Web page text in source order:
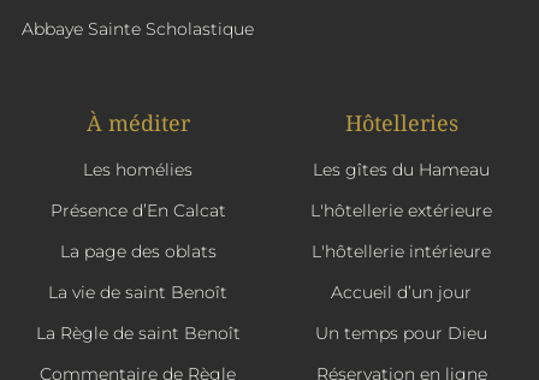
Abbaye Sainte Scholastique
À méditer
Les homélies
Présence d’En Calcat
La page des oblats
La vie de saint Benoît
La Règle de saint Benoît
Commentaire de Règle
Hôtelleries
Les gîtes du Hameau
L'hôtellerie extérieure
L'hôtellerie intérieure
Accueil d’un jour
Un temps pour Dieu
Réservation en ligne